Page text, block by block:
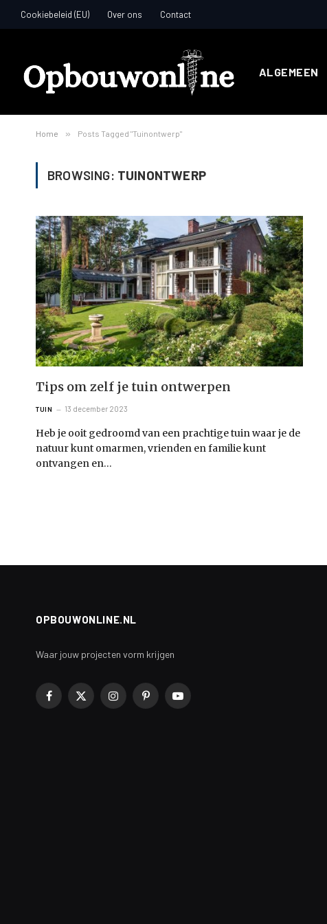
Cookiebeleid (EU) Over ons Contact
ALGEMEEN
Home » Posts Tagged "Tuinontwerp"
BROWSING: TUINONTWERP
Tips om zelf je tuin ontwerpen
TUIN 13 december 2023
Heb je ooit gedroomd van een prachtige tuin waar je de
natuur kunt omarmen, vrienden en familie kunt
ontvangen en…
OPBOUWONLINE.NL
Waar jouw projecten vorm krijgen
Facebook
X
InstagramPinterestYouTube